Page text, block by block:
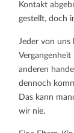
Kontakt
gestellt, doch
Jeder von uns
anderen
dennoch
Das kann
wir nie.